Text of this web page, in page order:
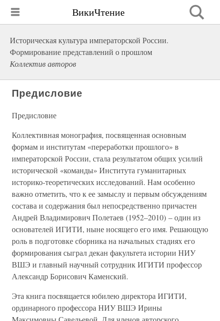
ВикиЧтение
Историческая культура императорской России.
Формирование представлений о прошлом
Коллектив авторов
Предисловие
Предисловие
Коллективная монография, посвященная основным
формам и институтам «переработки прошлого» в
императорской России, стала результатом общих усилий
исторической «команды» Института гуманитарных
историко-теоретических исследований. Нам особенно
важно отметить, что к ее замыслу и первым обсуждениям
состава и содержания был непосредственно причастен
Андрей Владимирович Полетаев (1952–2010) – один из
основателей ИГИТИ, ныне носящего его имя. Решающую
роль в подготовке сборника на начальных стадиях его
формирования сыграл декан факультета истории НИУ
ВШЭ и главный научный сотрудник ИГИТИ профессор
Александр Борисович Каменский.
Эта книга посвящается юбилею директора ИГИТИ,
ординарного профессора НИУ ВШЭ Ирины